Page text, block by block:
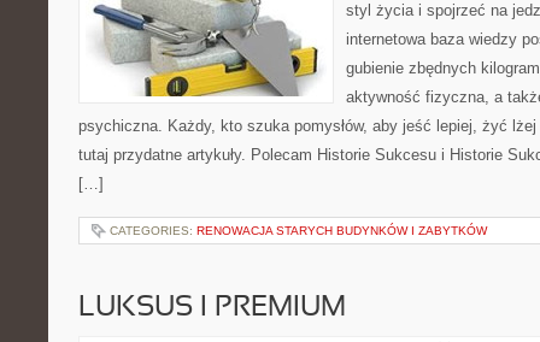
styl życia i spojrzeć na
internetowa baza wiedzy
gubienie zbędnych
aktywność fizyczna, a
psychiczna. Każdy, kto szuka pomysłów, aby jeść lepiej, żyć
tutaj przydatne artykuły. Polecam Historie Sukcesu i Historie
[…]
CATEGORIES: RENOWACJA STARYCH BUDYNKÓW I ZABYTKÓW
LUKSUS I PREMIUM